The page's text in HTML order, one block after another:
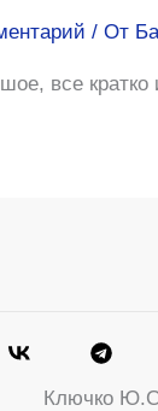
/ От
все кратко
Ключко